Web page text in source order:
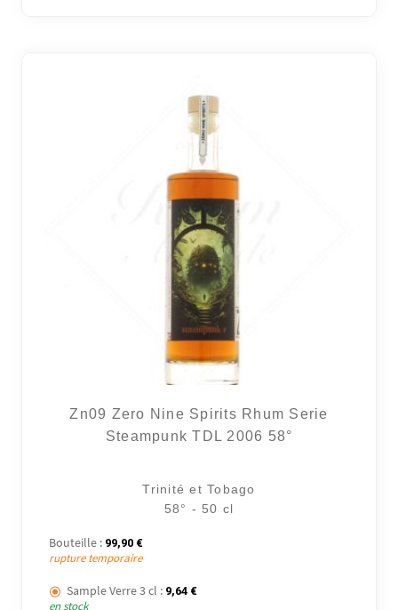
Zn09 Zero Nine Spirits Rhum Serie
Steampunk TDL 2006 58°
Trinité et Tobago
58° - 50 cl
Bouteille : 99,90 €
rupture temporaire
Sample Verre 3 cl : 9,64 €
en stock